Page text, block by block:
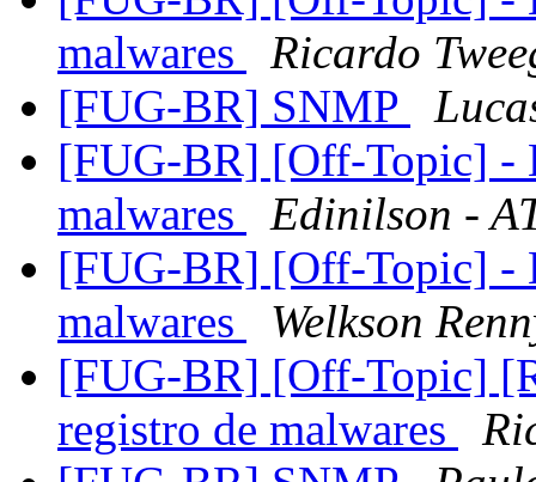
malwares
Ricardo
[FUG-BR] SNMP
[FUG-BR] [Off-Topic] -
malwares
Edinilson -
[FUG-BR] [Off-Topic] -
malwares
Welkson
[FUG-BR] [Off-Topic]
registro de malwares